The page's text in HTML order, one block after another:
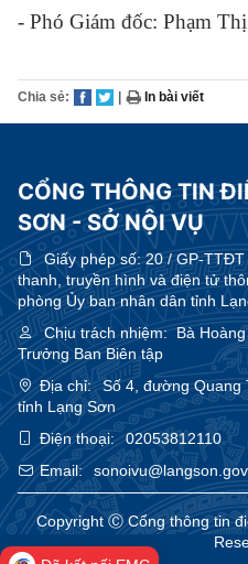
- Phó Giám đốc: Phạm
Chia sẻ: In bài viết
CỔNG THÔNG TIN
SƠN - SỞ NỘI VỤ
Giấy phép số:20 / GP-TTĐT
thanh, truyền hình và điện tử
phòng Ủy ban nhân dân tỉnh
Chịu trách nhiệm:Bà Hoàng
Trưởng Ban Biên tập
Địa chỉ:
Số 4, đường Quang
tỉnh Lạng Sơn
Điện thoại:
02053812110
Email:
Copyright Ⓒ Cổng thông tin